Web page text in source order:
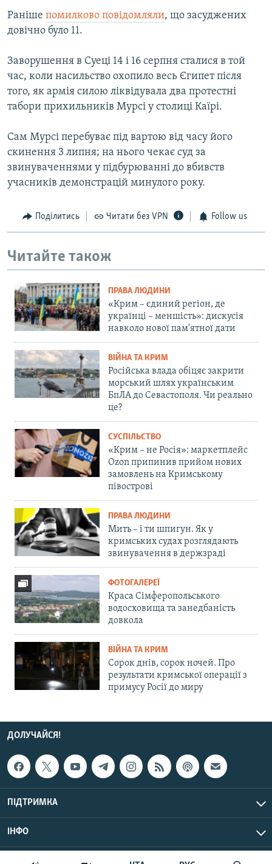
Раніше помилково повідомляли, що засуджених
довічно було 11.
Заворушення в Суеці 14 і 16 серпня сталися в той
час, коли насильство охопило весь Єгипет після
того, як армія силою ліквідувала два протестні
табори прихильників Мурсі у столиці Каїрі.
Сам Мурсі перебуває під вартою від часу його
скинення 3 липня; на нього чекає суд за
звинуваченнями у підбурюванні до вбивств
учасників демонстрацій минулого року.
Поділитись Читати без VPN Follow us
Читайте також
ПРАВА ЛЮДИНИ
«Крим – єдиний регіон, де
українці – меншість»: дискусія
навколо нової пам'ятної дати
ВІЙНА ТА КРИМ
Російська влада обіцяє закрити
морський шлях українським
БпЛА до Севастополя. Чи реально
це?
СУСПІЛЬСТВО
«Крим – не Росія»: маркетплейс
Ozon припинив прийом нових
замовлень на Кримському
півострові
ПРАВА ЛЮДИНИ
Мить – і ти шпигун. Як у
кримських судах розглядають
звинувачення в держзраді
ФОТОГАЛЕРЕЇ
Краса Сімферопольського
водосховища та занедбаність
довкола
ВІЙНА ТА КРИМ
Сорок днів, сорок ночей. Про
результати кримської операції з
примусу Росії до миру
ДОЛУЧАЙСЯ!
ПІДТРИМКА
ІНФО